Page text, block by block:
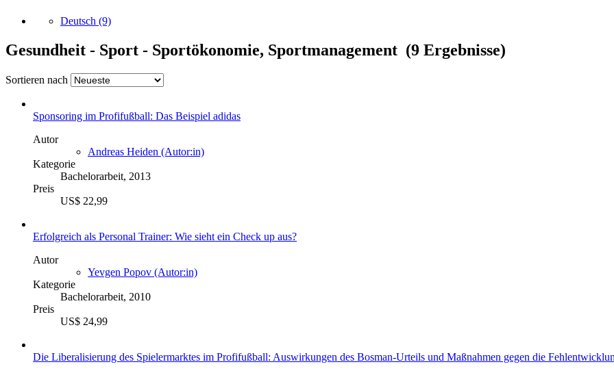
Deutsch (9)
Gesundheit - Sport - Sportökonomie, Sportmanagement (9 Ergebnisse)
Sortieren nach
Sponsoring im Profifußball: Das Beispiel adidas
Autor
Andreas Heiden (Autor:in)
Kategorie
Bachelorarbeit, 2013
Preis
US$ 22,99
Erfolgreich als Personal Trainer: Wie sieht ein Check up aus?
Autor
Yevgen Popov (Autor:in)
Kategorie
Bachelorarbeit, 2010
Preis
US$ 24,99
Die Liberalisierung des Spielermarktes im Profifußball: Auswirkungen des Bosman-Urteils und Maßnahmen gegen die